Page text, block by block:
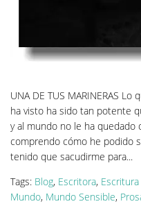
UNA DE TUS MARINERAS
ha visto ha sido tan potente
y al mundo no le ha quedado
comprendo cómo he podido
tenido que sacudirme para...
Tags: Blog, Escritora,
Mundo, Mundo Sensible,